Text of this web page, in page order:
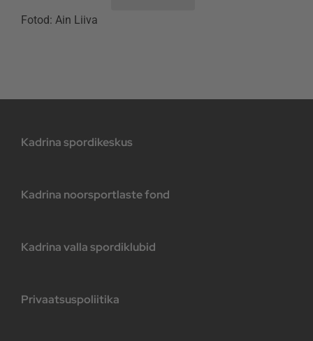
Fotod: Ain Liiva
Kadrina spordikeskus
Kadrina noorsportlaste fond
Kadrina valla spordiklubid
Privaatsuspoliitika